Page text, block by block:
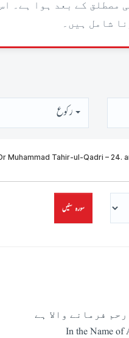
مصطلق کے بعد ہوا ہے۔
شامل ہیں۔
رُكوع
سورہ سنیں
فرمانے والا ہے
In the Name of